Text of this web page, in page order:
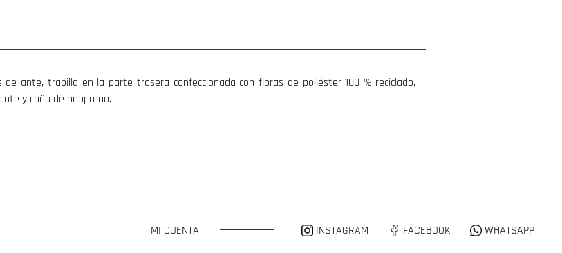
de ante, trabilla en la parte trasera confeccionada con fibras de poliéster 100 % reciclado,
y caña de neopreno.
MI CUENTA INSTAGRAM FACEBOOK WHATSAPP